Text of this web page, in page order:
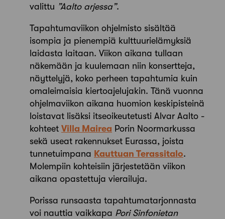
valittu ”Aalto arjessa”.
Tapahtumaviikon ohjelmisto sisältää
isompia ja pienempiä kulttuurielämyksiä
laidasta laitaan. Viikon aikana tullaan
näkemään ja kuulemaan niin konsertteja,
näyttelyjä, koko perheen tapahtumia kuin
omaleimaisia kiertoajelujakin. Tänä vuonna
ohjelmaviikon aikana huomion keskipisteinä
loistavat lisäksi itseoikeutetusti Alvar Aalto -
kohteet Villa Mairea Porin Noormarkussa
sekä useat rakennukset Eurassa, joista
tunnetuimpana Kauttuan Terassitalo.
Molempiin kohteisiin järjestetään viikon
aikana opastettuja vierailuja.
Porissa runsaasta tapahtumatarjonnasta
voi nauttia vaikkapa Pori Sinfonietan